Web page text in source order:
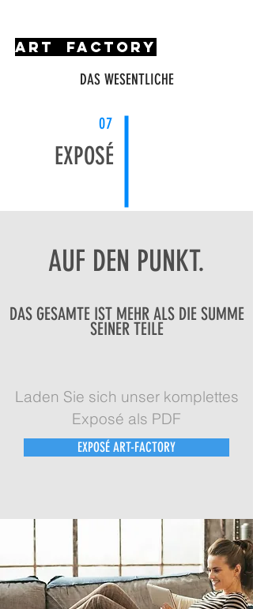
art factory
DAS WESENTLICHE
07
EXPOSÉ
AUF DEN PUNKT.
DAS GESAMTE IST MEHR ALS DIE SUMME
SEINER TEILE
Laden Sie sich unser komplettes
Exposé als PDF
EXPOSÉ ART-FACTORY